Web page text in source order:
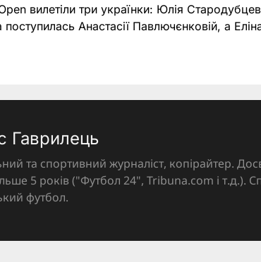
вилетіли три українки: Юлія
Анастасії Павлючєнковій, а
Гаврилець
та спортивний журналіст, копірайтер.
5 років ("Футбол 24", Tribuna.com і т.д.).
футбол.